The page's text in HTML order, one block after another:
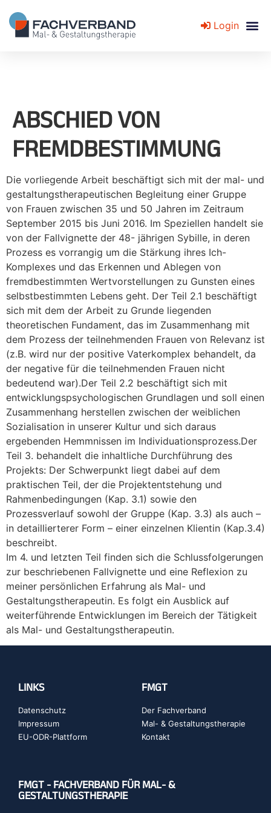
Login
ABSCHIED VON
FREMDBESTIMMUNG
Die vorliegende Arbeit beschäftigt sich mit der mal- und
gestaltungstherapeutischen Begleitung einer Gruppe
von Frauen zwischen 35 und 50 Jahren im Zeitraum
September 2015 bis Juni 2016. Im Speziellen handelt sie
von der Fallvignette der 48- jährigen Sybille, in deren
Prozess es vorrangig um die Stärkung ihres Ich-
Komplexes und das Erkennen und Ablegen von
fremdbestimmten Wertvorstellungen zu Gunsten eines
selbstbestimmten Lebens geht. Der Teil 2.1 beschäftigt
sich mit dem der Arbeit zu Grunde liegenden
theoretischen Fundament, das im Zusammenhang mit
dem Prozess der teilnehmenden Frauen von Relevanz ist
(z.B. wird nur der positive Vaterkomplex behandelt, da
der negative für die teilnehmenden Frauen nicht
bedeutend war).Der Teil 2.2 beschäftigt sich mit
entwicklungspsychologischen Grundlagen und soll einen
Zusammenhang herstellen zwischen der weiblichen
Sozialisation in unserer Kultur und sich daraus
ergebenden Hemmnissen im Individuationsprozess.Der
Teil 3. behandelt die inhaltliche Durchführung des
Projekts: Der Schwerpunkt liegt dabei auf dem
praktischen Teil, der die Projektentstehung und
Rahmenbedingungen (Kap. 3.1) sowie den
Prozessverlauf sowohl der Gruppe (Kap. 3.3) als auch –
in detaillierterer Form – einer einzelnen Klientin (Kap.3.4)
beschreibt.
Im 4. und letzten Teil finden sich die Schlussfolgerungen
zur beschriebenen Fallvignette und eine Reflexion zu
meiner persönlichen Erfahrung als Mal- und
Gestaltungstherapeutin. Es folgt ein Ausblick auf
weiterführende Entwicklungen im Bereich der Tätigkeit
als Mal- und Gestaltungstherapeutin.
LINKS
Datenschutz
Impressum
EU-ODR-Plattform
FMGT
Der Fachverband
Mal- & Gestaltungstherapie
Kontakt
FMGT - FACHVERBAND FÜR MAL- &
GESTALTUNGSTHERAPIE